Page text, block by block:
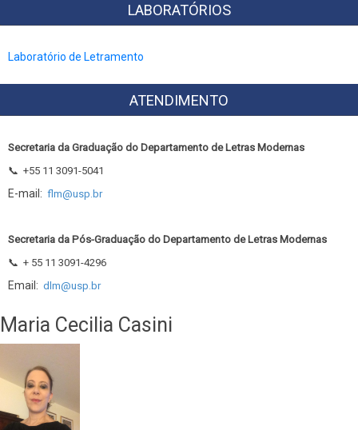
LABORATÓRIOS
Laboratório de Letramento
ATENDIMENTO
Secretaria da Graduação do Departamento de Letras Modernas
📞 +55 11 3091-5041
E-mail: flm@usp.br
Secretaria da Pós-Graduação do Departamento de Letras Modernas
📞 + 55 11 3091-4296
Email: dlm@usp.br
Maria Cecilia Casini